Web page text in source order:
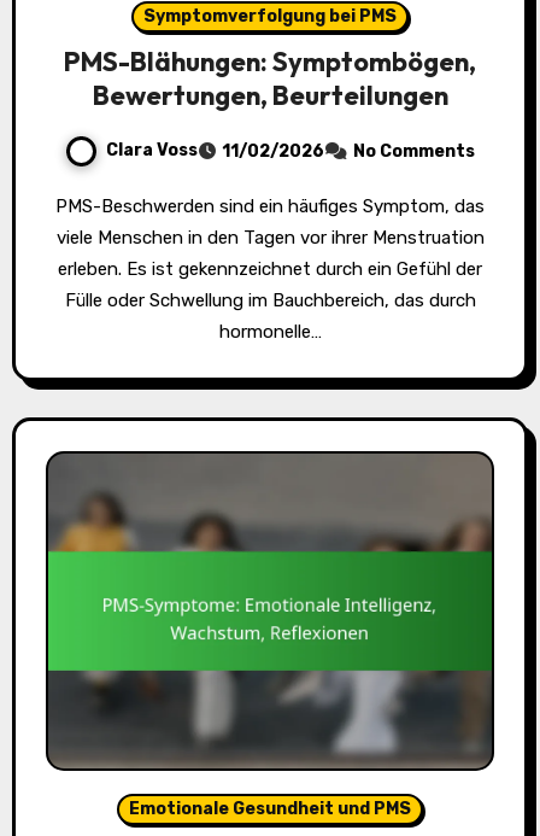
Symptomverfolgung bei PMS
PMS-Blähungen: Symptombögen,
Bewertungen, Beurteilungen
Clara Voss 11/02/2026 No Comments
PMS-Beschwerden sind ein häufiges Symptom, das
viele Menschen in den Tagen vor ihrer Menstruation
erleben. Es ist gekennzeichnet durch ein Gefühl der
Fülle oder Schwellung im Bauchbereich, das durch
hormonelle…
Emotionale Gesundheit und PMS